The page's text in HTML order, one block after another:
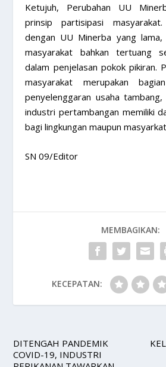
Ketujuh, Perubahan UU
prinsip partisipasi
dengan UU Minerba yang
masyarakat bahkan tertuang
dalam penjelasan pokok pikiran.
masyarakat merupakan
penyelenggaran usaha
industri pertambangan memiliki
bagi lingkungan maupun
SN 09/Editor
MEMBAGIKAN:
KECEPATAN:
DITENGAH PANDEMIK
COVID-19, INDUSTRI